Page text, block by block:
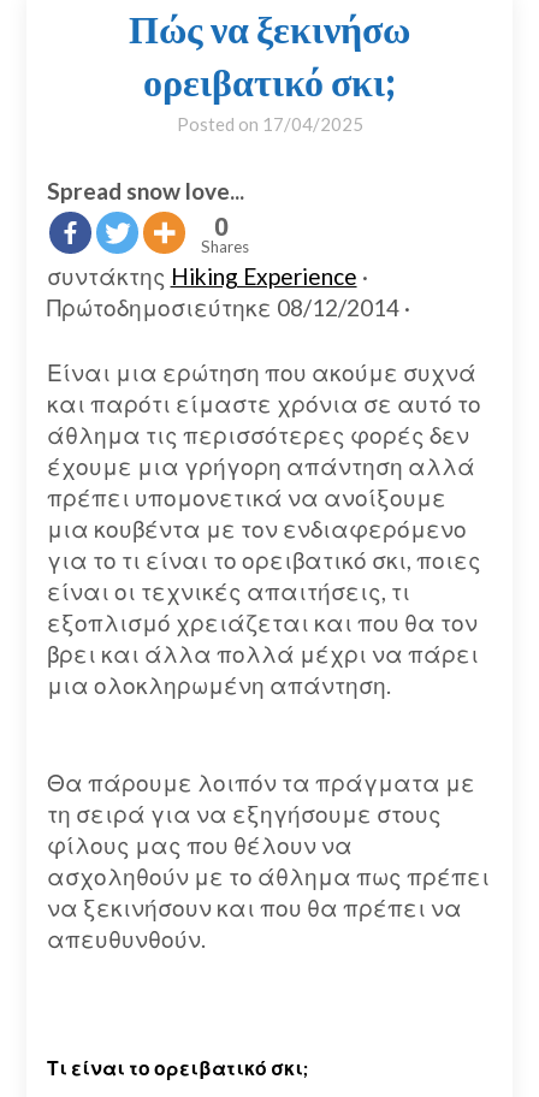
Πώς να ξεκινήσω
ορειβατικό σκι;
Posted on 17/04/2025
Spread snow love...
0
Shares
συντάκτης Hiking Experience ·
Πρώτοδημοσιεύτηκε 08/12/2014·
Είναι μια ερώτηση που ακούμε συχνά
και παρότι είμαστε χρόνια σε αυτό το
άθλημα τις περισσότερες φορές δεν
έχουμε μια γρήγορη απάντηση αλλά
πρέπει υπομονετικά να ανοίξουμε
μια κουβέντα με τον ενδιαφερόμενο
για το τι είναι το ορειβατικό σκι, ποιες
είναι οι τεχνικές απαιτήσεις, τι
εξοπλισμό χρειάζεται και που θα τον
βρει και άλλα πολλά μέχρι να πάρει
μια ολοκληρωμένη απάντηση.
Θα πάρουμε λοιπόν τα πράγματα με
τη σειρά για να εξηγήσουμε στους
φίλους μας που θέλουν να
ασχοληθούν με το άθλημα πως πρέπει
να ξεκινήσουν και που θα πρέπει να
απευθυνθούν.
Τι είναι το ορειβατικό σκι;